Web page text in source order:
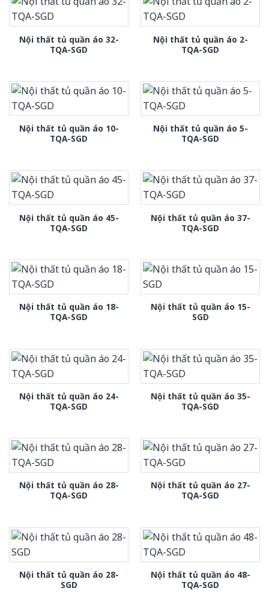
Nội thất tủ quần áo 32-
TQA-SGD
Nội thất tủ quần áo 2-
TQA-SGD
Nội thất tủ quần áo 10-
TQA-SGD
Nội thất tủ quần áo 5-
TQA-SGD
Nội thất tủ quần áo 45-
TQA-SGD
Nội thất tủ quần áo 37-
TQA-SGD
Nội thất tủ quần áo 18-
TQA-SGD
Nội thất tủ quần áo 15-
SGD
Nội thất tủ quần áo 24-
TQA-SGD
Nội thất tủ quần áo 35-
TQA-SGD
Nội thất tủ quần áo 28-
TQA-SGD
Nội thất tủ quần áo 27-
TQA-SGD
Nội thất tủ quần áo 28-
SGD
Nội thất tủ quần áo 48-
TQA-SGD